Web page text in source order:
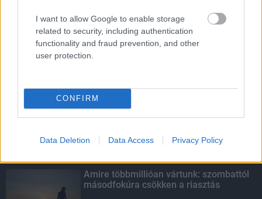
I want to allow Google to enable storage
related to security, including authentication
functionality and fraud prevention, and other
user protection.
CONFIRM
Data Deletion Data Access Privacy Policy
LEGOLVASOTTABB
Egyhetes országos ellenőrzést tart a
rendőrség a utakon
Mától jelentkezhetnek a kivitelezők a
háztartások napelemes és fűtési
Amire többmillióan vártunk: szombattól
másodfokúra csökken a riasztás